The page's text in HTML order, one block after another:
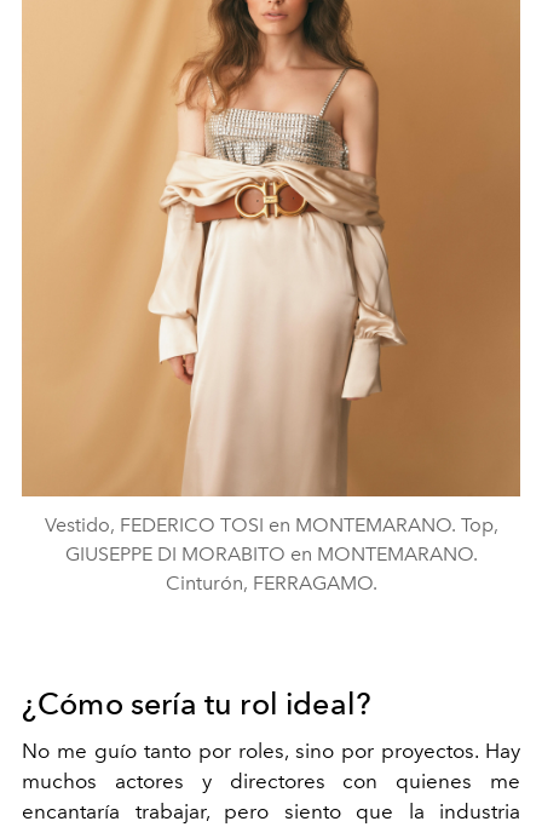
Vestido, FEDERICO TOSI en MONTEMARANO. Top,
GIUSEPPE DI MORABITO en MONTEMARANO.
Cinturón, FERRAGAMO.
¿Cómo sería tu rol ideal?
No me guío tanto por roles, sino por proyectos. Hay
muchos actores y directores con quienes me
encantaría trabajar, pero siento que la industria